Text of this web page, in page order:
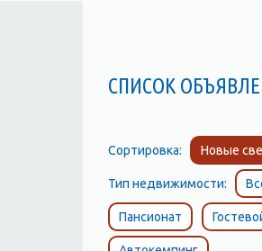
Дальше тянется
изобилует
«Человек-амфибия»,
На север в трех
заповедником.
СПИСОК
Сортировка: Новые
Тип недвижимости:
Пансионат